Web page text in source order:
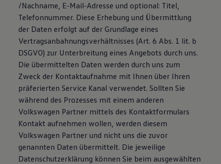
/Nachname, E-Mail-Adresse und optional: Titel,
Telefonnummer. Diese Erhebung und Übermittlung
der Daten erfolgt auf der Grundlage eines
Vertragsanbahnungsverhältnisses (Art. 6 Abs. 1 lit. b
DSGVO) zur Unterbreitung eines Angebots durch uns.
Die übermittelten Daten werden durch uns zum
Zweck der Kontaktaufnahme mit Ihnen über Ihren
präferierten Service Kanal verwendet. Sollten Sie
während des Prozesses mit einem anderen
Volkswagen Partner mittels des Kontaktformulars
Kontakt aufnehmen wollen, werden diesem
Volkswagen Partner und nicht uns die zuvor
genannten Daten übermittelt. Die jeweilige
Datenschutzerklärung können Sie beim ausgewählten